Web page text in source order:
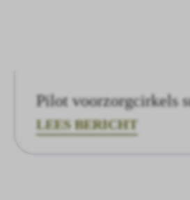
Pilot voorzorgcirkels
LEES BERICHT